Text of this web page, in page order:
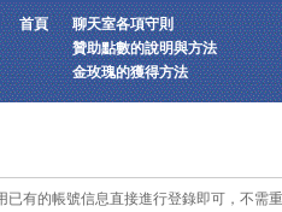
首頁
聊天室各項守則
贊助點數的說明與方法
金玫瑰的獲得方法
已有的帳號信息直接進行登錄即可，不需